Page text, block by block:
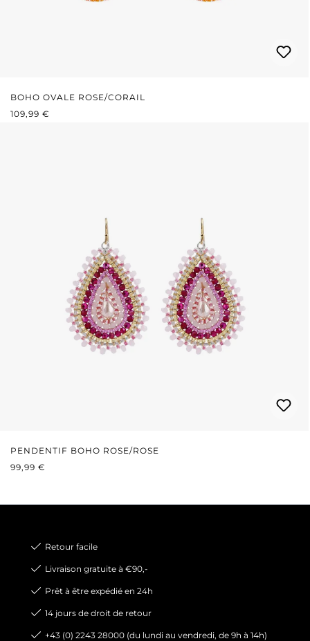
BOHO OVALE ROSE/CORAIL
PRIX RÉGULIER :
109,99 €
PENDENTIF BOHO ROSE/ROSE
PRIX RÉGULIER :
99,99 €
Retour facile
Livraison gratuite à €90,-
Prêt à être expédié en 24h
14 jours de droit de retour
+43 (0) 2243 28000 (du lundi au vendredi, de 9h à 14h)